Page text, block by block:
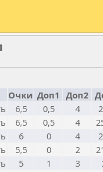
Очки Доп1 Доп2
6,5 0,5 4
6,5 0,5 4
6 0 4
5,5 0 2
5 1 3